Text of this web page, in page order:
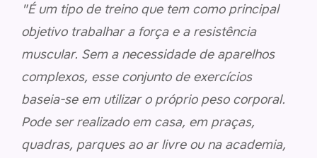
"É um tipo de treino que tem como principal
objetivo trabalhar a força e a resistência
muscular. Sem a necessidade de aparelhos
complexos, esse conjunto de exercícios
baseia-se em utilizar o próprio peso corporal.
Pode ser realizado em casa, em praças,
quadras, parques ao ar livre ou na academia,